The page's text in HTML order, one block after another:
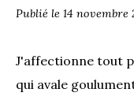
Publié le 14 novembre
J'affectionne tout
qui avale